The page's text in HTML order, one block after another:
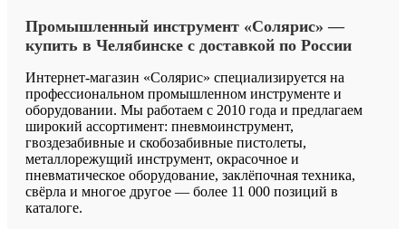
Промышленный инструмент «Солярис» —
купить в Челябинске с доставкой по России
Интернет-магазин «Солярис» специализируется на
профессиональном промышленном инструменте и
оборудовании. Мы работаем с 2010 года и предлагаем
широкий ассортимент: пневмоинструмент,
гвоздезабивные и скобозабивные пистолеты,
металлорежущий инструмент, окрасочное и
пневматическое оборудование, заклёпочная техника,
свёрла и многое другое — более 11 000 позиций в
каталоге.